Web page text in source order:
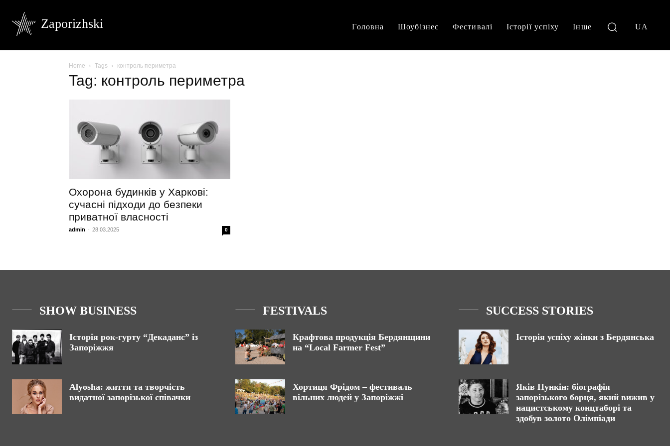
Zaporizhski Головна Шоубізнес Фестивалі Історії успіху Інше UA
Home Tags контроль периметра
Tag: контроль периметра
Охорона будинків у Харкові:
сучасні підходи до безпеки
приватної власності
admin - 28.03.2025 0
SHOW BUSINESS
Історія рок-гурту “Декаданс” із
Запоріжжя
Alyosha: життя та творчість
видатної запорізької співачки
FESTIVALS
Крафтова продукція Бердянщини
на “Local Farmer Fest”
Хортиця Фрідом – фестиваль
вільних людей у Запоріжжі
SUCCESS STORIES
Історія успіху жінки з Бердянська
Яків Пункін: біографія
запорізького борця, який вижив у
нацистському концтаборі та
здобув золото Олімпіади